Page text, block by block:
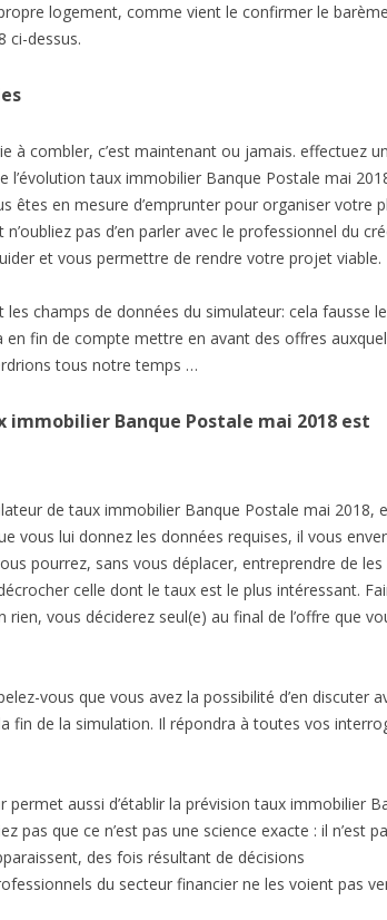
logement, comme vient le confirmer le
ci-dessus.
à combler, c’est maintenant ou jamais. effectuez
l’évolution taux immobilier Banque Postale mai
êtes en mesure d’emprunter pour organiser votre
pas d’en parler avec le professionnel du
et vous permettre de rendre votre projet viable.
champs de données du simulateur: cela fausse
fin de compte mettre en avant des offres
tous notre temps …
Banque Postale mai 2018 est
de taux immobilier Banque Postale mai 2018,
vous lui donnez les données requises, il vous
pourrez, sans vous déplacer, entreprendre de les
celle dont le taux est le plus intéressant.
vous déciderez seul(e) au final de l’offre que
vous que vous avez la possibilité d’en discuter
fin de la simulation. Il répondra à toutes vos
permet aussi d’établir la prévision taux immobilier
pas que ce n’est pas une science exacte : il n’est
des fois résultant de décisions
du secteur financier ne les voient pas